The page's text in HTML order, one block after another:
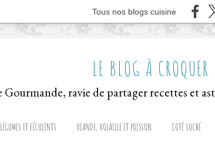
Tous nos blogs cuisine
LE BLOG À CROQUER
LÉGUMES ET FÉCULENTS VIANDE, VOLAILLE ET POISSON COTÉ SUCRÉ